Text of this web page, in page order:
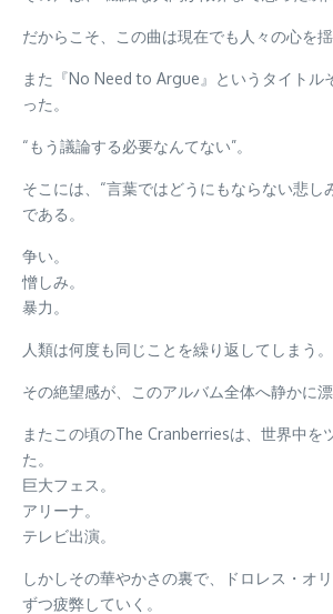
だからこそ、この曲は現在でも人々の心を揺
また『No Need to Argue』というタイトル
った。
“もう議論する必要なんてない”。
そこには、“言葉ではどうにもならない悲し
である。
争い。
憎しみ。
暴力。
人類は何度も同じことを繰り返してしまう。
その絶望感が、このアルバム全体へ静かに漂
またこの頃のThe Cranberriesは、世界中を
た。
巨大フェス。
アリーナ。
テレビ出演。
しかしその華やかさの裏で、ドロレス・オ
ずつ疲弊していく。